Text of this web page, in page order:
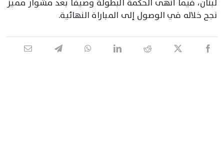
نجح خلاله في الوصول إلى المباراة النهائية.